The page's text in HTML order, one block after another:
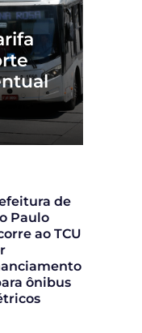
de
Paulo
ao TCU
ônibus